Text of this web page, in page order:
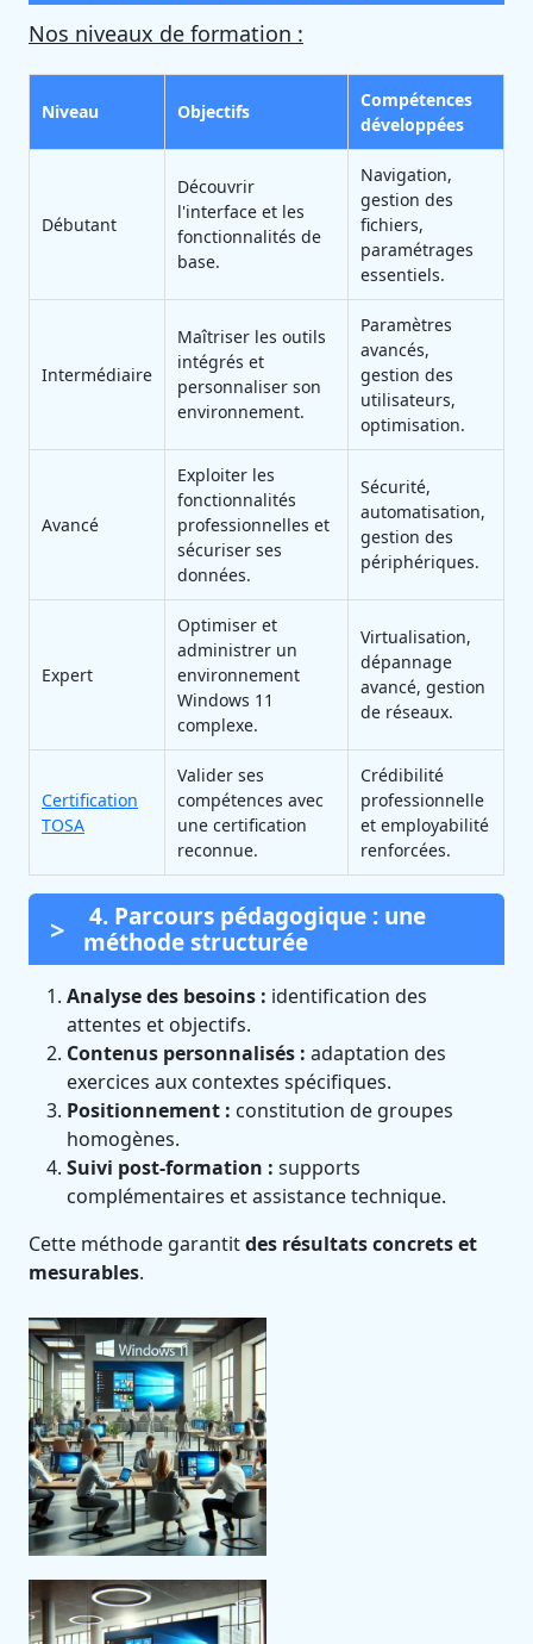
Nos niveaux de formation :
Niveau Objectifs
Compétences
développées
Débutant
Découvrir
l'interface et les
fonctionnalités de
base.
Navigation,
gestion des
fichiers,
paramétrages
essentiels.
Intermédiaire
Maîtriser les outils
intégrés et
personnaliser son
environnement.
Paramètres
avancés,
gestion des
utilisateurs,
optimisation.
Avancé
Exploiter les
fonctionnalités
professionnelles et
sécuriser ses
données.
Sécurité,
automatisation,
gestion des
périphériques.
Expert
Optimiser et
administrer un
environnement
Windows 11
complexe.
Virtualisation,
dépannage
avancé, gestion
de réseaux.
Certification
TOSA
Valider ses
compétences avec
une certification
reconnue.
Crédibilité
professionnelle
et employabilité
renforcées.
4. Parcours pédagogique : une
méthode structurée
Analyse des besoins : identification des
attentes et objectifs.
Contenus personnalisés : adaptation des
exercices aux contextes spécifiques.
Positionnement : constitution de groupes
homogènes.
Suivi post-formation : supports
complémentaires et assistance technique.
Cette méthode garantitdes résultats concrets et
mesurables.